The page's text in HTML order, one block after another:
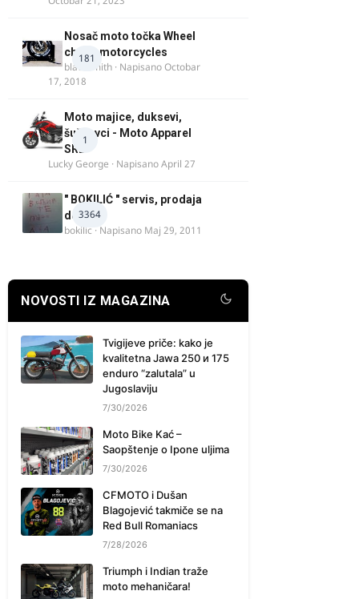
181
Nosač moto točka Wheel
chock motorcycles
blacksmith · NapisanoOctobar
17, 2018
1
Moto majice, duksevi,
šuškavci - Moto Apparel
SRB
Lucky George · NapisanoApril 27
3364
" BOKILIĆ " servis, prodaja
delova
bokilic · Napisano Maj 29, 2011
NOVOSTI IZ MAGAZINA
Tvigijeve priče: kako je
kvalitetna Jawa 250 и 175
enduro “zalutala” u
Jugoslaviju
7/30/2026
Moto Bike Kać –
Saopštenje o Ipone uljima
7/30/2026
CFMOTO i Dušan
Blagojević takmiče se na
Red Bull Romaniacs
7/28/2026
Triumph i Indian traže
moto mehaničara!